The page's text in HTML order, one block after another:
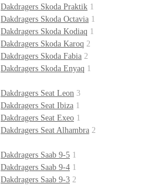
Dakdragers Skoda Praktik 1
Dakdragers Skoda Octavia 1
Dakdragers Skoda Kodiaq 1
Dakdragers Skoda Karoq 2
Dakdragers Skoda Fabia 2
Dakdragers Skoda Enyaq 1
Dakdragers Seat Leon 3
Dakdragers Seat Ibiza 1
Dakdragers Seat Exeo 1
Dakdragers Seat Alhambra 2
Dakdragers Saab 9-5 1
Dakdragers Saab 9-4 1
Dakdragers Saab 9-3 2